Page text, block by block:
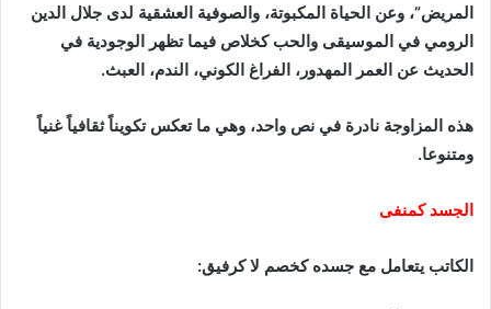
المريض”، وعن الحياة المكبوتة، والصوفية العشقية لدى جلال الدين
الرومي في الموسيقى والحب كخلاص فيما تظهر الوجودية في
الحديث عن العمر المهدور، الفراغ الكوني، الندم، العبث.
هذه المزاوجة نادرة في نص واحد، وهي ما تعكس تكويناً ثقافياً غنياً
ومتنوعا.
الجسد كمنفى
الكاتب يتعامل مع جسده كخصم لا كرفيق: